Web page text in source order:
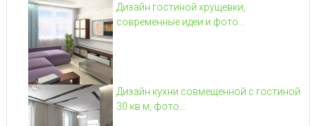
Дизайн гостиной хрущевки,
современные идеи и фото...
Дизайн кухни совмещенной с гостиной
30 кв м, фото...